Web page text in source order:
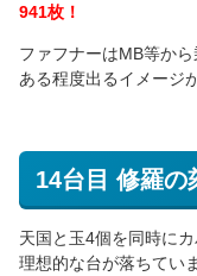
941枚！
ファフナーはMB等から
ある程度出るイメージ
14台目 修羅の
天国と玉4個を同時に
理想的な台が落ちてい